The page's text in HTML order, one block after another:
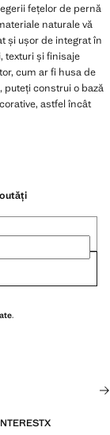
fețelor de pernă
naturale vă
și ușor de integrat în
texturi și finisaje
cum ar fi husa de
puteți construi o bază
astfel încât
.
X